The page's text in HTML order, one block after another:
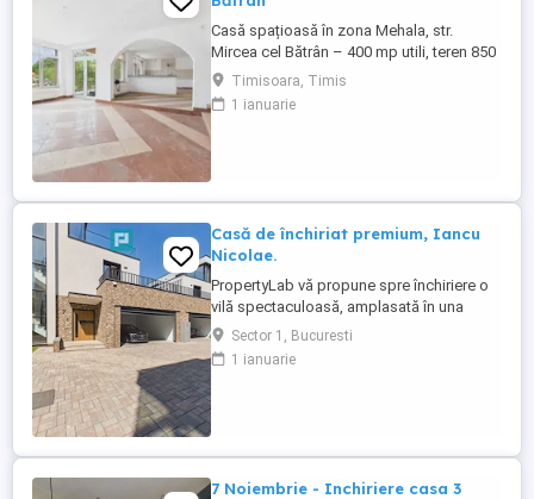
Casă spațioasă în zona Mehala, str.
Mircea cel Bătrân – 400 mp utili, teren 850
mp Vă propunem spre închiriere o
proprietate generoasă situată într-una
dintre cele mai liniștite și căutate zone ale
Timisoara, Timis
1 ianuarie
Casă de închiriat premium, Iancu
Nicolae.
PropertyLab vă propune spre închiriere o
vilă spectaculoasă, amplasată în una
dintre cele mai exclusiviste zone
rezidențiale ale Bucureștiului – Iancu
Nicolae, recunoscută pentru comunitatea
Sector 1, Bucuresti
1 ianuarie
7 Noiembrie - Inchiriere casa 3